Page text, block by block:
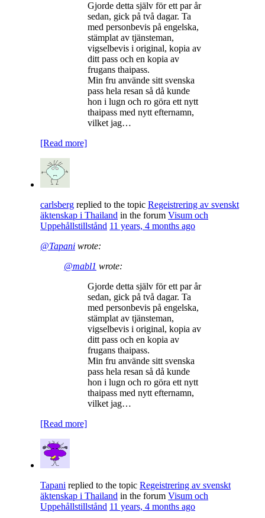
Gjorde detta själv för ett par år
sedan, gick på två dagar. Ta
med personbevis på engelska,
stämplat av tjänsteman,
vigselbevis i original, kopia av
ditt pass och en kopia av
frugans thaipass.
Min fru använde sitt svenska
pass hela resan så då kunde
hon i lugn och ro göra ett nytt
thaipass med nytt efternamn,
vilket jag…
[Read more]
carlsberg replied to the topic Regeistrering av svenskt
äktenskap i Thailand in the forum Visum och
Uppehållstillstånd 11 years, 4 months ago
@Tapani wrote:
@mabl1 wrote:
Gjorde detta själv för ett par år
sedan, gick på två dagar. Ta
med personbevis på engelska,
stämplat av tjänsteman,
vigselbevis i original, kopia av
ditt pass och en kopia av
frugans thaipass.
Min fru använde sitt svenska
pass hela resan så då kunde
hon i lugn och ro göra ett nytt
thaipass med nytt efternamn,
vilket jag…
[Read more]
Tapani replied to the topic Regeistrering av svenskt
äktenskap i Thailand in the forum Visum och
Uppehållstillstånd 11 years, 4 months ago